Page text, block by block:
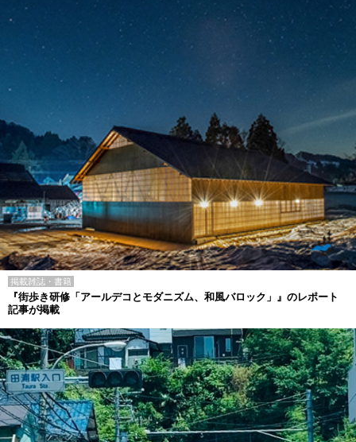
掲載雑誌・書籍
『街歩き研修「アールデコとモダニズム、和風バロック」』のレポート
記事が掲載